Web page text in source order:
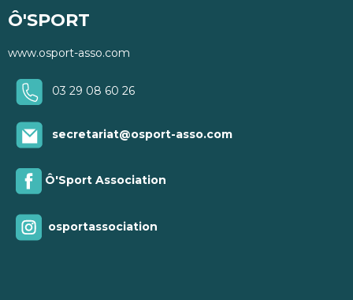
Ô'SPORT
www.osport-asso.com
03 29 08 60 26
secretariat@osport-asso.com
Ô'Sport Association
osportassociation